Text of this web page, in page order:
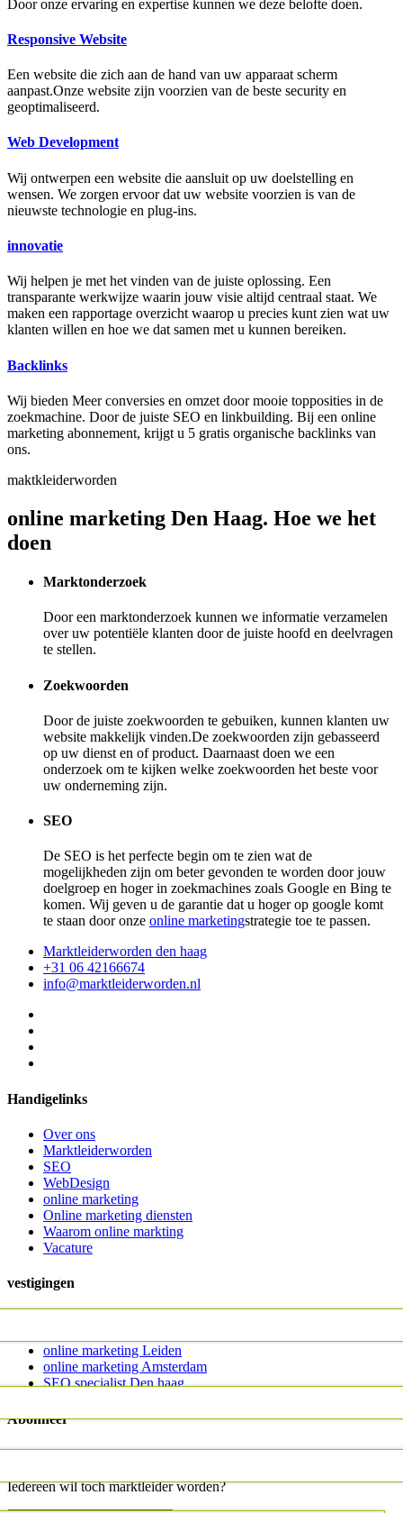
Door onze ervaring en expertise kunnen we deze belofte doen.
Responsive Website
Een website die zich aan de hand van uw apparaat scherm
aanpast.Onze website zijn voorzien van de beste security en
geoptimaliseerd.
Web Development
Wij ontwerpen een website die aansluit op uw doelstelling en
wensen. We zorgen ervoor dat uw website voorzien is van de
nieuwste technologie en plug-ins.
innovatie
Wij helpen je met het vinden van de juiste oplossing. Een
transparante werkwijze waarin jouw visie altijd centraal staat. We
maken een rapportage overzicht waarop u precies kunt zien wat uw
klanten willen en hoe we dat samen met u kunnen bereiken.
Backlinks
Wij bieden Meer conversies en omzet door mooie topposities in de
zoekmachine. Door de juiste SEO en linkbuilding. Bij een online
marketing abonnement, krijgt u 5 gratis organische backlinks van
ons.
maktkleiderworden
online marketing Den Haag. Hoe we het
doen
Marktonderzoek
Door een marktonderzoek kunnen we informatie verzamelen
over uw potentiële klanten door de juiste hoofd en deelvragen
te stellen.
Zoekwoorden
Door de juiste zoekwoorden te gebuiken, kunnen klanten uw
website makkelijk vinden.De zoekwoorden zijn gebasseerd
op uw dienst en of product. Daarnaast doen we een
onderzoek om te kijken welke zoekwoorden het beste voor
uw onderneming zijn.
SEO
De SEO is het perfecte begin om te zien wat de
mogelijkheden zijn om beter gevonden te worden door jouw
doelgroep en hoger in zoekmachines zoals Google en Bing te
komen. Wij geven u de garantie dat u hoger op google komt
te staan door onze online marketingstrategie toe te passen.
Marktleiderworden den haag
+31 06 42166674
info@marktleiderworden.nl
Handigelinks
Over ons
Marktleiderworden
SEO
WebDesign
online marketing
Online marketing diensten
Waarom online markting
Vacature
vestigingen
online marketing Leiden
online marketing Amsterdam
SEO specialist Den haag
Abonneer
MarktLeiderWorden.nl is er voor iedereen. Wij zijn er voor alle
Iedereen wil toch marktleider worden?